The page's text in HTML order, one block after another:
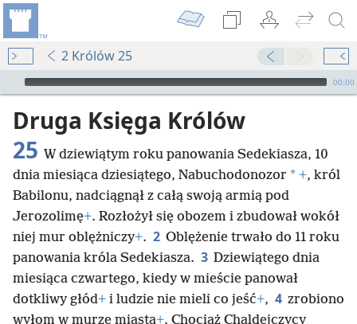
2 Królów 25
Audio Player
00:00
Druga Księga Królów
25 W dziewiątym roku panowania Sedekiasza, 10
dnia miesiąca dziesiątego, Nabuchodonozor * +, król
Babilonu, nadciągnął z całą swoją armią pod
Jerozolimę+. Rozłożył się obozem i zbudował wokół
niej mur oblężniczy+. 2 Oblężenie trwało do 11 roku
panowania króla Sedekiasza. 3 Dziewiątego dnia
miesiąca czwartego, kiedy w mieście panował
dotkliwy głód+ i ludzie nie mieli co jeść+, 4 zrobiono
wyłom w murze miasta+. Chociaż Chaldejczycy